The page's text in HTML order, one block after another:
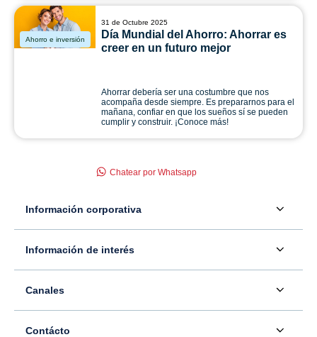
Ahorro e inversión
31 de Octubre 2025
Día Mundial del Ahorro: Ahorrar es
creer en un futuro mejor
Ahorrar debería ser una costumbre que nos
acompaña desde siempre. Es prepararnos para el
mañana, confiar en que los sueños sí se pueden
cumplir y construir. ¡Conoce más!
Información corporativa
Información para inversionistas
Sala de prensa
Información de interés
Servicio - Atención al Consumidor financiero
Canales
Contácto
Chatear por Whatsapp